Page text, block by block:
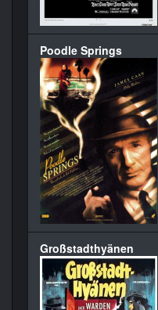
Poodle Springs
Großstadthyänen